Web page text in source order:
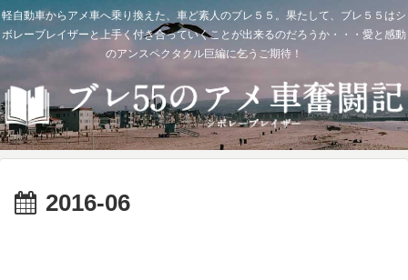
軽自動車からアメ車へ乗り換えた、車ど素人のブレ５５。果たして、ブレ５５はシ
ボレーブレイザーと上手く付き合っていくことが出来るのだろうか・・・愛と感動
のアンスペクタクル巨編に乞うご期待！
2016-06